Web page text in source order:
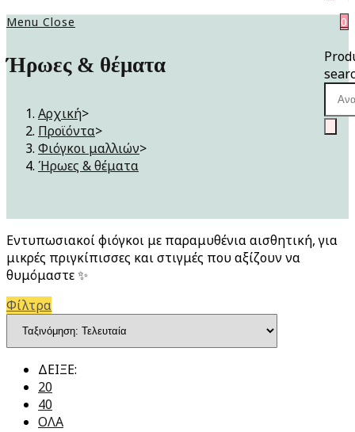
0
Menu Close
Ήρωες & θέματα
Αρχική>
Προϊόντα>
Φιόγκοι μαλλιών>
Ήρωες & θέματα
Εντυπωσιακοί φιόγκοι με παραμυθένια αισθητική, για
μικρές πριγκίπισσες και στιγμές που αξίζουν να
θυμόμαστε ✨
Φίλτρα
ΔΕΙΞΕ:
20
40
ΟΛΑ